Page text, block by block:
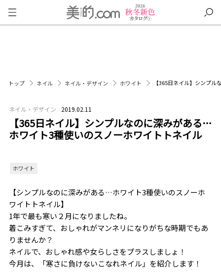
トップ ネイル ネイル・デザイン ホワイト 【365日ネイル】シンプ
ネイル・デザイン 2019.02.11
【365日ネイル】シンプルなのに深みがある…
ホワイト3種使いのスノーホワイトトネイル
ホワイト
【シンプルなのに深みがある…ホワイト3種使いのスノーホ
ワイトトネイル】
1年で最も寒い２月になりましたね。
着こみすぎて、おしゃれがマンネリになりがちな時期でもあ
りませんか？
ネイルで、おしゃれ感や女らしさをプラスしましょ！
今月は、「寒さに負けないこなれネイル」を紹介します！